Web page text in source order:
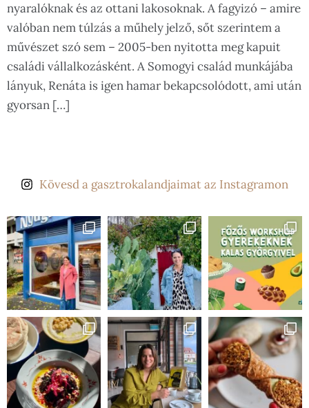
nyaralóknak és az ottani lakosoknak. A fagyizó – amire
valóban nem túlzás a műhely jelző, sőt szerintem a
művészet szó sem – 2005-ben nyitotta meg kapuit
családi vállalkozásként. A Somogyi család munkájába
lányuk, Renáta is igen hamar bekapcsolódott, ami után
gyorsan […]
Kövesd a gasztrokalandjaimat az Instagramon